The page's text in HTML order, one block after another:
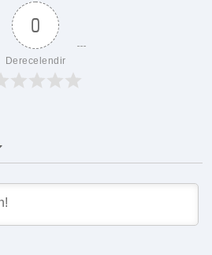
0
Derecelendir